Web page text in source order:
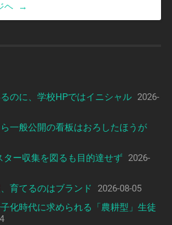
ヘ
→
のに、学校HPではイニシャル 2026-
一般公開の看板はおろしたほうが
ター収集を図るも目的達せず 2026-
育てるのはブランド
2026-08-05
化時代に求められる「農耕型」生徒